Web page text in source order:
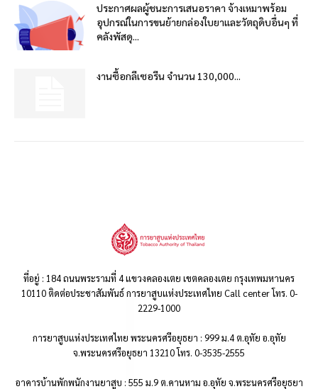
ประกาศผลผู้ชนะการเสนอราคา จ้างเหมาพร้อม
อุปกรณ์ในการขนย้ายกล่องใบยาและวัตถุดิบอื่นๆ ที่
คลังพัสดุ...
งานซื้อกลีเซอรีน จำนวน 130,000...
ที่อยู่ : 184 ถนนพระรามที่ 4 แขวงคลองเตย เขตคลองเตย กรุงเทพมหานคร
10110 ติดต่อประชาสัมพันธ์ การยาสูบแห่งประเทศไทย Call center โทร. 0-
2229-1000
การยาสูบแห่งประเทศไทย พระนครศรีอยุธยา : 999 ม.4 ต.อุทัย อ.อุทัย
จ.พระนครศรีอยุธยา 13210 โทร. 0-3535-2555
อาคารบ้านพักพนักงานยาสูบ : 555 ม.9 ต.คานหาม อ.อุทัย จ.พระนครศรีอยุธยา